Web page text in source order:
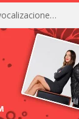
La IA está acercándonos a comprender y traducir las vocalizaciones y comportamientos de nuestras mascotas